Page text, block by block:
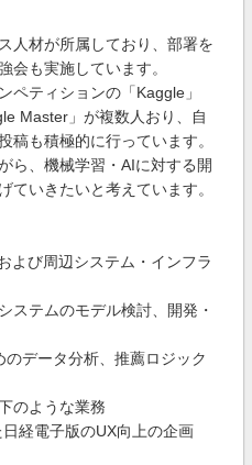
人材が所属しており、部署を
会も実施しています。
ペティションの「Kaggle」
Master」が複数人おり、自
稿も積極的に行っています。
ら、機械学習・AIに対する開
ていきたいと考えています。
よび周辺システム・インフラ
ステムのモデル検討、開発・
のデータ分析、推薦ロジック
のような業務
経電子版のUX向上の企画